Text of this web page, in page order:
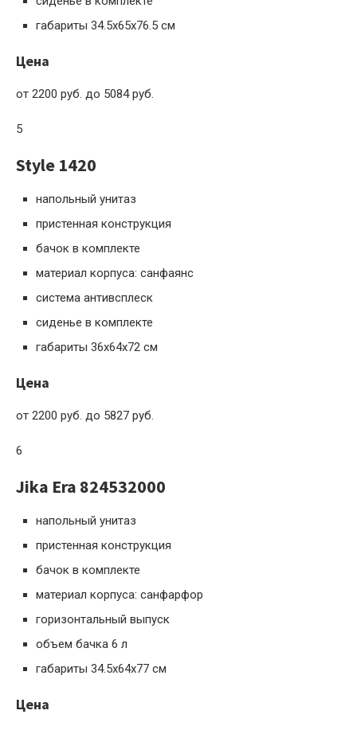
габариты 34.5x65x76.5 см
Цена
от 2200 руб. до 5084 руб.
5
Style 1420
напольный унитаз
пристенная конструкция
бачок в комплекте
материал корпуса: санфаянс
система антивсплеск
сиденье в комплекте
габариты 36x64x72 см
Цена
от 2200 руб. до 5827 руб.
6
Jika Era 824532000
напольный унитаз
пристенная конструкция
бачок в комплекте
материал корпуса: санфарфор
горизонтальный выпуск
объем бачка 6 л
габариты 34.5x64x77 см
Цена